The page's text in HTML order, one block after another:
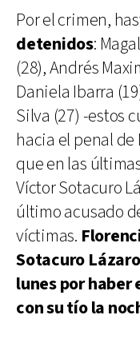
Por el crimen,
detenidos:
(28), Andrés
Daniela Ibarra
Silva (27) -estos
hacia el penal de
que en las
Víctor Sotacuro
último acusado
víctimas.
Sotacuro
lunes por haber
con su tío la